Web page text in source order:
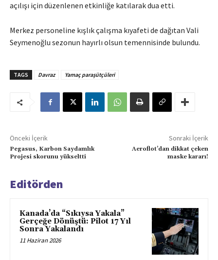
açılışı için düzenlenen etkinliğe katılarak dua etti.
Merkez personeline kışlık çalışma kıyafeti de dağıtan Vali
Seymenoğlu sezonun hayırlı olsun temennisinde bulundu.
TAGS Davraz Yamaç paraşütçüleri
Önceki İçerik
Pegasus, Karbon Saydamlık
Projesi skorunu yükseltti
Sonraki İçerik
Aeroflot’dan dikkat çeken
maske kararı!
Editörden
Kanada’da “Sıkıysa Yakala”
Gerçeğe Dönüştü: Pilot 17 Yıl
Sonra Yakalandı
11 Haziran 2026